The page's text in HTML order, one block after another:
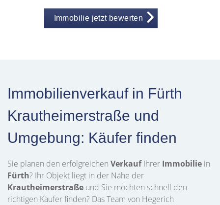
Immobilie jetzt bewerten
Immobilienverkauf in Fürth
Krautheimerstraße und
Umgebung: Käufer finden
Sie planen den erfolgreichen VerkaufIhrer Immobilie in
Fürth? Ihr Objekt liegt in der Nähe der
Krautheimerstraße und Sie möchten schnell den
richtigen Käufer finden? Das Team von Hegerich